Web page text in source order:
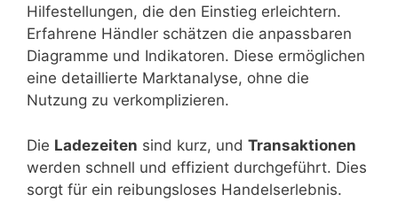
Hilfestellungen, die den Einstieg erleichtern.
Erfahrene Händler schätzen die anpassbaren
Diagramme und Indikatoren. Diese ermöglichen
eine detaillierte Marktanalyse, ohne die
Nutzung zu verkomplizieren.
Die Ladezeiten sind kurz, und Transaktionen
werden schnell und effizient durchgeführt. Dies
sorgt für ein reibungsloses Handelserlebnis.